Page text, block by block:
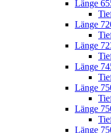
Länge
Länge
Länge
Länge
Länge
Länge
Länge